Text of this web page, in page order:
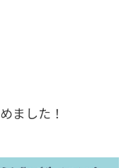
ました！